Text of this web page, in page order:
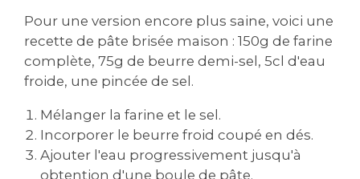
Pour une version encore plus saine, voici une
recette de pâte brisée maison : 150g de farine
complète, 75g de beurre demi-sel, 5cl d'eau
froide, une pincée de sel.
Mélanger la farine et le sel.
Incorporer le beurre froid coupé en dés.
Ajouter l'eau progressivement jusqu'à
obtention d'une boule de pâte.